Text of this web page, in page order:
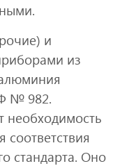
и
из
№ 982.
необходимость
соответствия
стандарта. Оно